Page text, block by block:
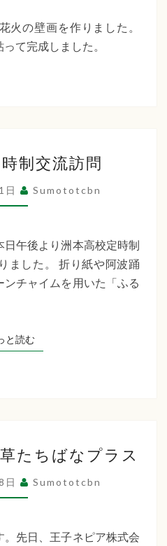
火の壁画を作りました。
て完成しました。
本
高
校
時
制
交
問
制交流訪問
日 Sumototcbn
日午後より洲本高校定時制
ました。 折り紙や阿波踊
ンチャイムを用いた「ふる
と読むもっと読む
泄
の
研
千
たちばなプラス
日 Sumototcbn
先日、王子ネピア株式会